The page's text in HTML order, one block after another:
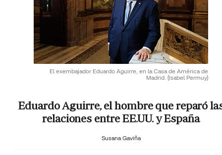
El exembajador Eduardo Aguirre, en la Casa de América de
Madrid. (Isabel Permuy)
Eduardo Aguirre, el hombre que reparó
relaciones entre EE.UU. y España
Susana Gaviña